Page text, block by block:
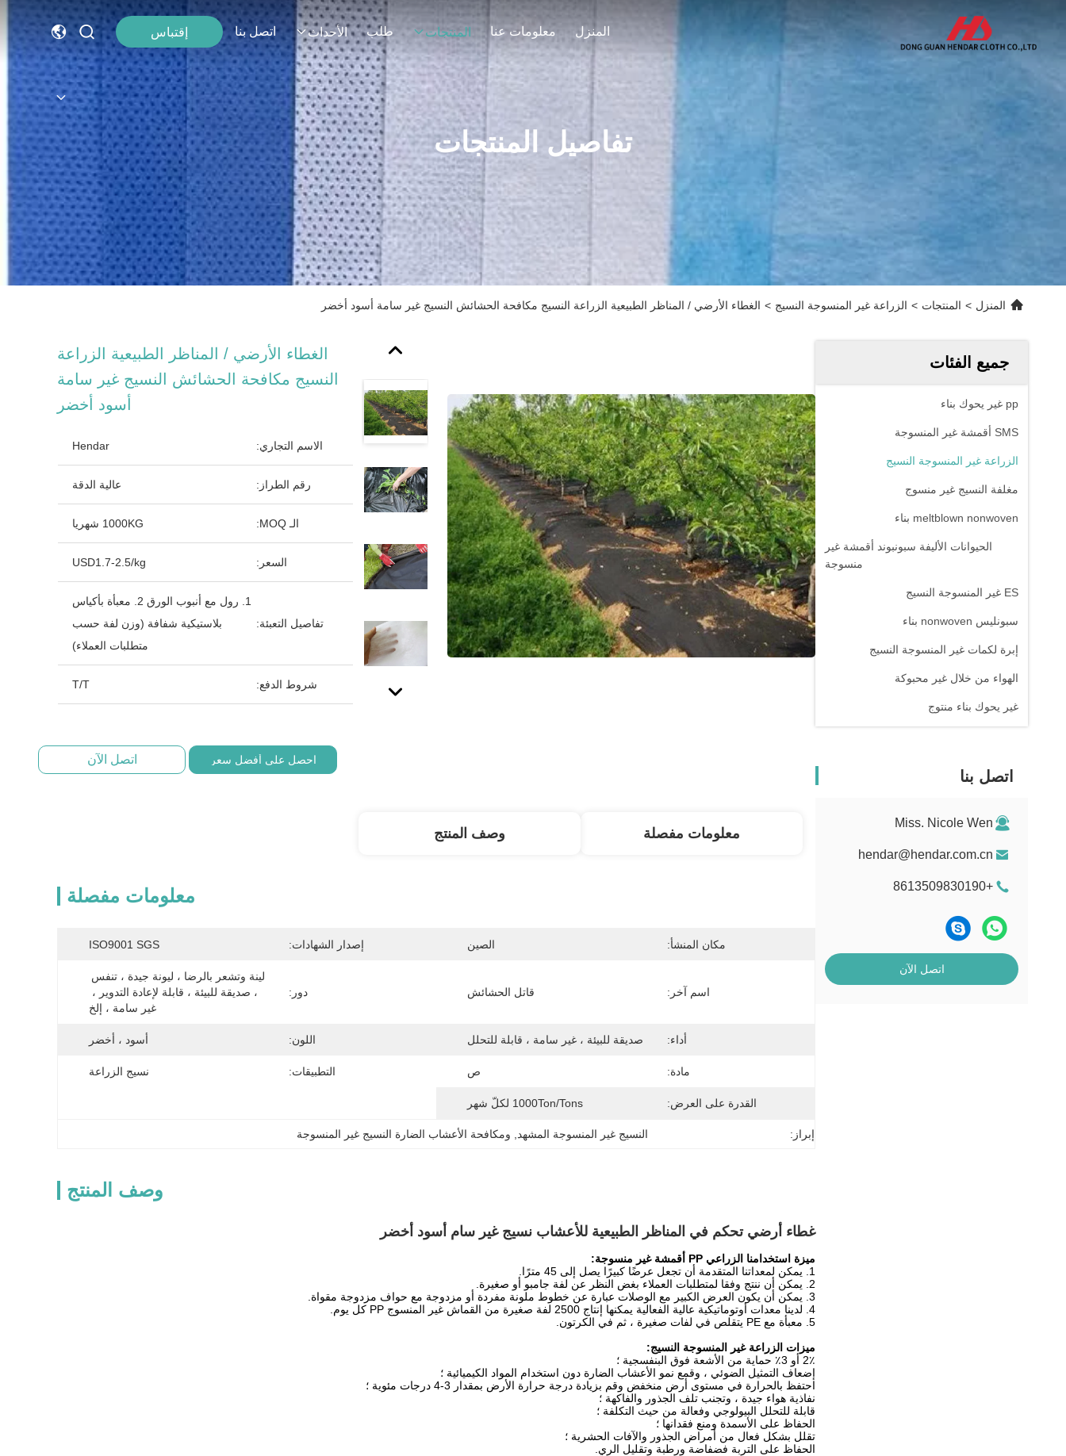
المنزل معلومات عنا المنتجات طلب الأحداث اتصل بنا إقتباس
تفاصيل المنتجات
المنزل > المنتجات > الزراعة غير المنسوجة النسيج > الغطاء الأرضي / المناظر الطبيعية الزراعة النسيج مكافحة الحشائش النسيج غير سامة أسود أخضر
جميع الفئات
pp غير يحوك بناء
SMS أقمشة غير المنسوجة
الزراعة غير المنسوجة النسيج
مغلفة النسيج غير منسوج
meltblown nonwoven بناء
الحيوانات الأليفة سبونبوند أقمشة غير
منسوجة
ES غير المنسوجة النسيج
سبونليس nonwoven بناء
إبرة لكمات غير المنسوجة النسيج
الهواء من خلال غير محبوكة
غير يحوك بناء منتوج
اتصل بنا
Miss. Nicole Wen
hendar@hendar.com.cn
+8613509830190
اتصل الآن
الغطاء الأرضي / المناظر الطبيعية الزراعة
النسيج مكافحة الحشائش النسيج غير سامة
أسود أخضر
الاسم التجاري: Hendar
رقم الطراز: عالية الدقة
الـ MOQ: 1000KG شهريا
السعر: USD1.7-2.5/kg
تفاصيل التعبئة:
1. رول مع أنبوب الورق 2. معبأة بأكياس
بلاستيكية شفافة (وزن لفة حسب
متطلبات العملاء)
شروط الدفع: T/T
احصل على أفضل سعر اتصل الآن
معلومات مفصلة وصف المنتج
معلومات مفصلة
مكان المنشأ: الصين إصدار الشهادات: ISO9001 SGS
اسم آخر: قاتل الحشائش دور:
غير سامة ، إلخ
أداء: صديقة للبيئة ، غير سامة ، قابلة للتحلل اللون: أسود ، أخضر
مادة: ص التطبيقات: نسيج الزراعة
القدرة على العرض: 1000Ton/Tons لكلّ شهر
إبراز: النسيج غير المنسوجة المشهد ومكافحة الأعشاب الضارة النسيج غير المنسوجة
وصف المنتج
غطاء أرضي تحكم في المناظر الطبيعية للأعشاب نسيج غير سام أسود أخضر
ميزة استخدامنا الزراعي PP أقمشة غير منسوجة:
1. يمكن لمعداتنا المتقدمة أن تجعل عرضًا كبيرًا يصل إلى 45 مترًا.
2. يمكن أن ننتج وفقا لمتطلبات العملاء بغض النظر عن لفة جامبو أو صغيرة.
3. يمكن أن يكون العرض الكبير مع الوصلات عبارة عن خطوط ملونة مفردة أو مزدوجة مع حواف مزدوجة مقواة.
4. لدينا معدات أوتوماتيكية عالية الفعالية يمكنها إنتاج 2500 لفة صغيرة من القماش غير المنسوج PP كل يوم.
5. معبأة مع PE يتقلص في لفات صغيرة ، ثم في الكرتون.
ميزات الزراعة غير المنسوجة النسيج:
2٪ أو 3٪ حماية من الأشعة فوق البنفسجية ؛
إضعاف التمثيل الضوئي ، وقمع نمو الأعشاب الضارة دون استخدام المواد الكيميائية ؛
احتفظ بالحرارة في مستوى أرض منخفض وقم بزيادة درجة حرارة الأرض بمقدار 3-4 درجات مئوية ؛
نفاذية هواء جيدة ، وتجنب تلف الجذور والفاكهة ؛
قابلة للتحلل البيولوجي وفعالة من حيث التكلفة ؛
الحفاظ على الأسمدة ومنع فقدانها ؛
تقلل بشكل فعال من أمراض الجذور والآفات الحشرية ؛
الحفاظ على التربة فضفاضة ورطبة وتقليل الري.